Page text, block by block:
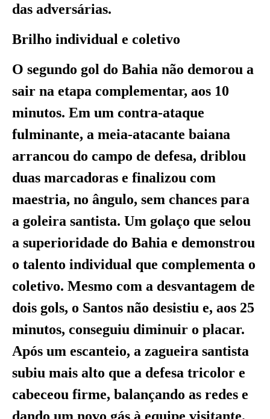
das adversárias.
Brilho individual e coletivo
O segundo gol do Bahia não demorou a
sair na etapa complementar, aos 10
minutos. Em um contra-ataque
fulminante, a meia-atacante baiana
arrancou do campo de defesa, driblou
duas marcadoras e finalizou com
maestria, no ângulo, sem chances para
a goleira santista. Um golaço que selou
a superioridade do Bahia e demonstrou
o talento individual que complementa o
coletivo. Mesmo com a desvantagem de
dois gols, o Santos não desistiu e, aos 25
minutos, conseguiu diminuir o placar.
Após um escanteio, a zagueira santista
subiu mais alto que a defesa tricolor e
cabeceou firme, balançando as redes e